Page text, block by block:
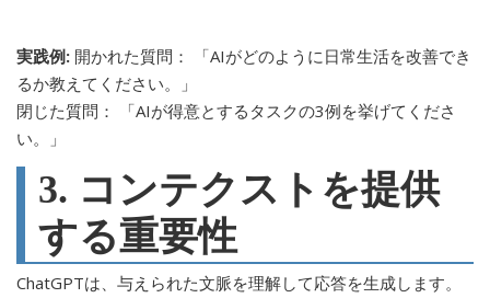
実践例: 開かれた質問： 「AIがどのように日常生活を改善でき
るか教えてください。」
閉じた質問： 「AIが得意とするタスクの3例を挙げてくださ
い。」
3. コンテクストを提供
する重要性
ChatGPTは、与えられた文脈を理解して応答を生成します。